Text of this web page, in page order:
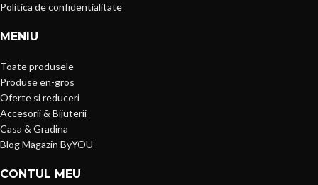
Politica de confidentialitate
MENIU
Toate produsele
Produse en-gros
Oferte si reduceri
Accesorii & Bijuterii
Casa & Gradina
Blog Magazin ByYOU
CONTUL MEU